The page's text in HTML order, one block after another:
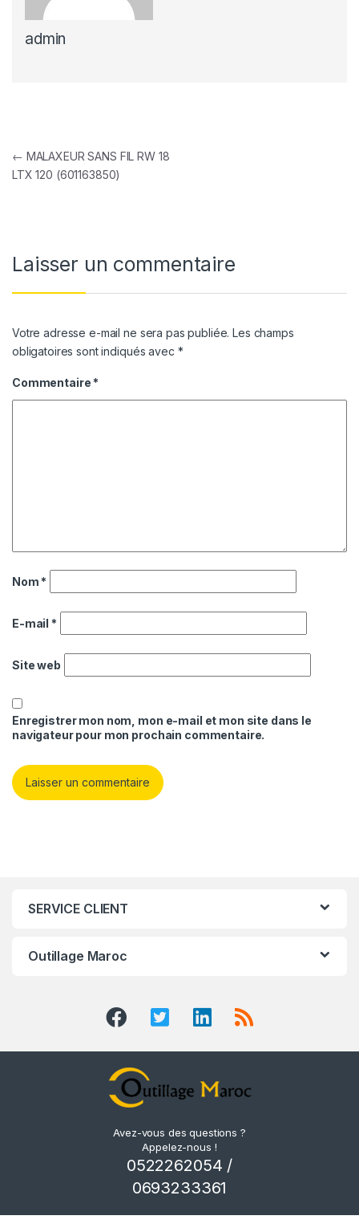
admin
Navigation de l’article
← MALAXEUR SANS FIL RW 18
LTX 120 (601163850)
Laisser un commentaire
Votre adresse e-mail ne sera pas publiée. Les champs
obligatoires sont indiqués avec *
Commentaire *
Nom *
E-mail *
Site web
Enregistrer mon nom, mon e-mail et mon site dans le
navigateur pour mon prochain commentaire.
SERVICE CLIENT
Outillage Maroc
Avez-vous des questions ?
Appelez-nous !
0522262054 /
0693233361